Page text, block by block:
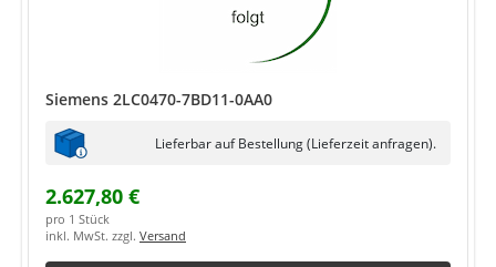
Siemens 2LC0470-7BD11-0AA0
Lieferbar auf Bestellung (Lieferzeit anfragen).
2.627,80 €
pro 1 Stück
inkl. MwSt. zzgl. Versand